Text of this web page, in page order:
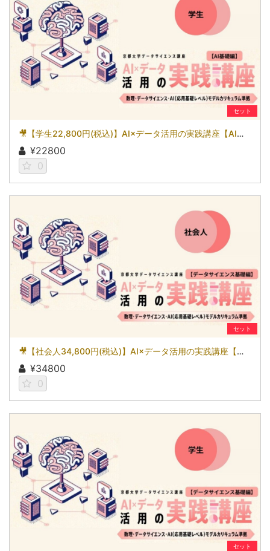
セット
🎥【学生22,800円(税込)】AI×データ活用の実践講座【AI基礎編】〜数理・データサイエンス・AI（応用基礎レベル）モデルカリキュラム準拠〜［京都大学データサイエンス講座］（2026）
¥22800
0
セット
🎥【社会人34,800円(税込)】AI×データ活用の実践講座【データサイエンス基礎編】〜数理・データサイエンス・AI（応用基礎レベル）モデルカリキュラム準拠〜［京都大学データサイエンス講座］（2026）
¥34800
0
セット